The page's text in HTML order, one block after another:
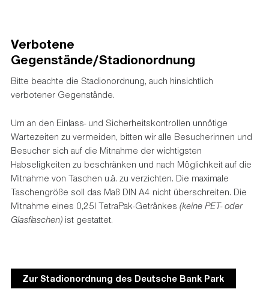
Verbotene
Gegenstände/Stadionordnung
Bitte beachte die Stadionordnung, auch hinsichtlich
verbotener Gegenstände.
Um an den Einlass- und Sicherheitskontrollen unnötige
Wartezeiten zu vermeiden, bitten wir alle Besucherinnen und
Besucher sich auf die Mitnahme der wichtigsten
Habseligkeiten zu beschränken und nach Möglichkeit auf die
Mitnahme von Taschen u.ä. zu verzichten. Die maximale
Taschengröße soll das Maß DIN A4 nicht überschreiten. Die
Mitnahme eines 0,25l TetraPak-Getränkes (keine PET- oder
Glasflaschen)ist gestattet.
Zur Stadionordnung des Deutsche Bank Park